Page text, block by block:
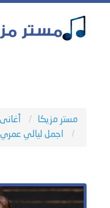
مستر مزيكا
اجمل ليالي عمري